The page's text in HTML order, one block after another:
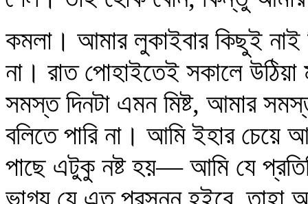
কমলা। আমার লুকাইবার কিছুই নাই
না। রাত পোহাইতেই সকালে
সমস্ত দিনটা এমন মিষ্ট, আমার
বলিতে পারি না। আমি ইহার
পাছে এটুকু নষ্ট হয়— আমি যে